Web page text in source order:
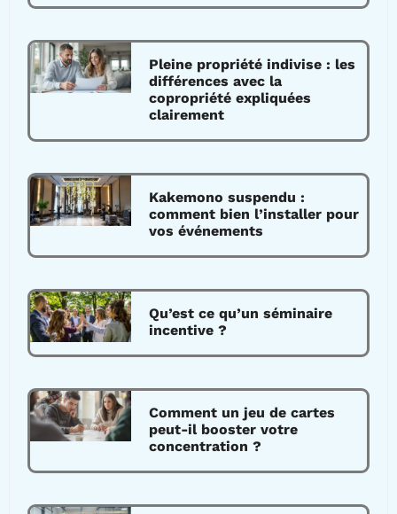
Pleine propriété indivise : les
différences avec la
copropriété expliquées
clairement
Kakemono suspendu :
comment bien l’installer pour
vos événements
Qu’est ce qu’un séminaire
incentive ?
Comment un jeu de cartes
peut-il booster votre
concentration ?